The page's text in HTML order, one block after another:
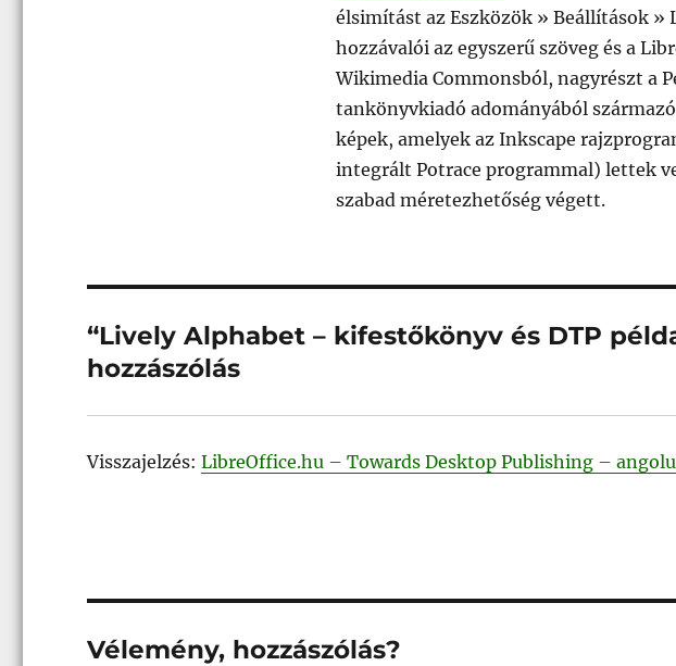
élsimítást az Eszközök » Beállítások »
hozzávalói az egyszerű szöveg és a
Wikimedia Commonsból, nagyrészt a
tankönyvkiadó adományából
képek, amelyek az Inkscape
integrált Potrace programmal) lettek
szabad méretezhetőség végett.
“Lively Alphabet – kifestőkönyv és DTP
hozzászólás
Visszajelzés:LibreOffice.hu – Towards Desktop Publishing –
Vélemény, hozzászólás?